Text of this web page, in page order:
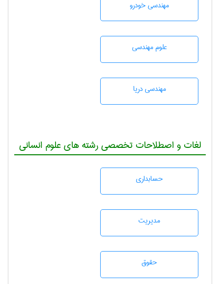
مهندسی خودرو
علوم مهندسی
مهندسی دریا
لغات و اصطلاحات تخصصی رشته های علوم انسانی
حسابداری
مديريت
حقوق